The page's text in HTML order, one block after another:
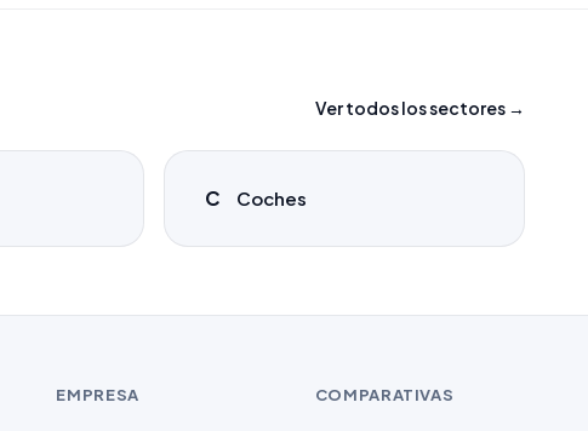
Ver todos los sectores →
C Coches
EMPRESA COMPARATIVAS